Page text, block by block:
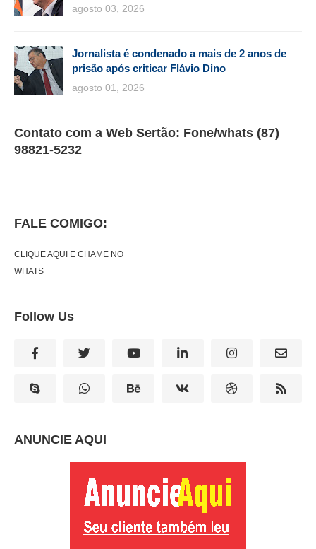
agosto 03, 2026
Jornalista é condenado a mais de 2 anos de
prisão após criticar Flávio Dino
agosto 01, 2026
Contato com a Web Sertão: Fone/whats (87)
98821-5232
FALE COMIGO:
CLIQUE AQUI E CHAME NO
WHATS
Follow Us
ANUNCIE AQUI